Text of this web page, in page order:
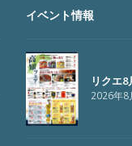
イベント情報
リクエ
2026年8